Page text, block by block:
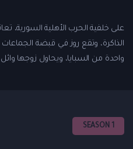
على خلفية الحرب اﻷهلية
الذاكرة، وتقع روز في قبضة الجماعات
واحدة من السبايا، ويحاول زوجها
SEASON 1